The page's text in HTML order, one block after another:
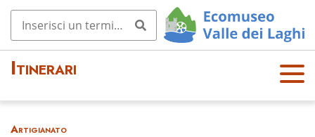
Itinerari
OPE
N
Artigianato